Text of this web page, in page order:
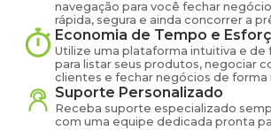
navegação para você fechar
rápida, segura e ainda concorrer a
Economia de Tempo e
Utilize uma plataforma intuitiva e de
para listar seus produtos, negociar
clientes e fechar negócios de forma
Suporte Personalizado
Receba suporte especializado
com uma equipe dedicada pronta